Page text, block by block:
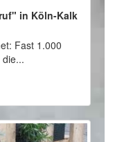
in Köln-Kalk
Fast 1.000